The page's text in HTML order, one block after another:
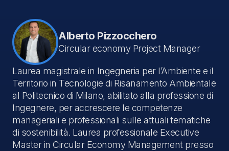
Alberto Pizzocchero
Circular economy Project Manager
Laurea magistrale in Ingegneria per l’Ambiente e il
Territorio in Tecnologie di Risanamento Ambientale
al Politecnico di Milano, abilitato alla professione di
Ingegnere, per accrescere le competenze
manageriali e professionali sulle attuali tematiche
di sostenibilità. Laurea professionale Executive
Master in Circular Economy Management presso